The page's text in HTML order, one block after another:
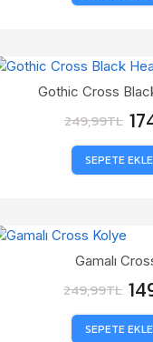
Gothic Cross
249,99TL
SEPETE EKLE
Gamalı
249,99TL
SEPETE EKLE